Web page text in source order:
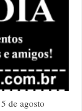
de agosto